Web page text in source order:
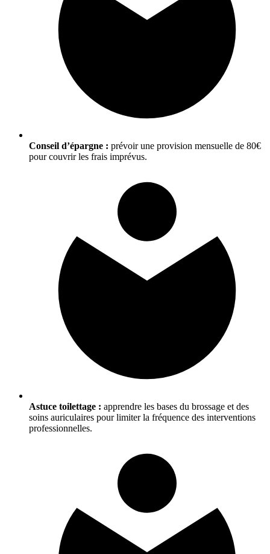
Conseil d’épargne : prévoir une provision mensuelle de 80€
pour couvrir les frais imprévus.
Astuce toilettage : apprendre les bases du brossage et des
soins auriculaires pour limiter la fréquence des interventions
professionnelles.